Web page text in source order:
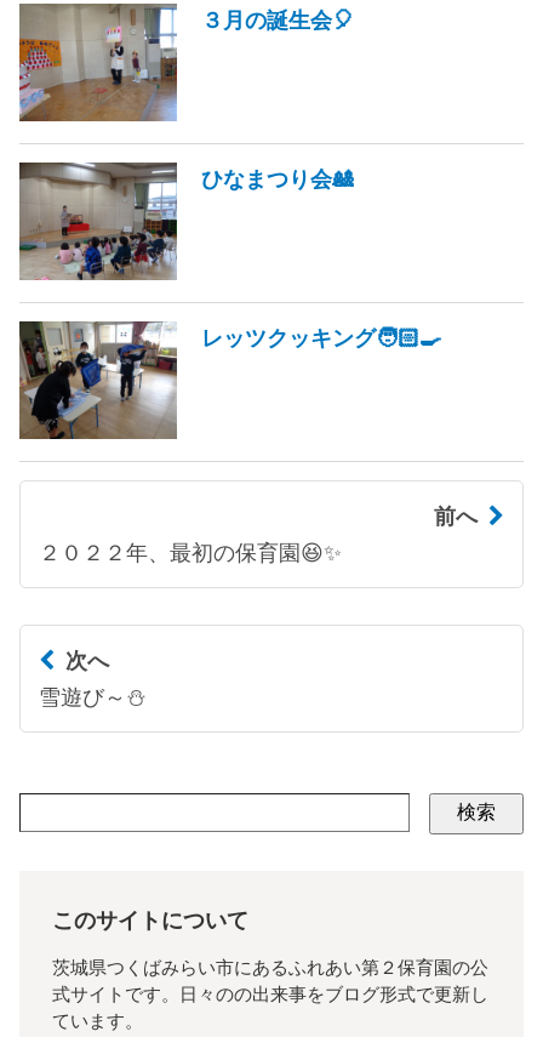
３月の誕生会🎈
ひなまつり会🎎
レッツクッキング🧑🏻‍🍳
前へ
２０２２年、最初の保育園😆✨
次へ
雪遊び～⛄
検索
このサイトについて
茨城県つくばみらい市にあるふれあい第２保育園の公
式サイトです。日々のの出来事をブログ形式で更新し
ています。